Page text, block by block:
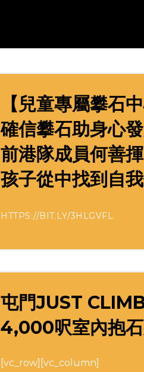
【兒童專屬攀石中
確信攀石助身心
前港隊成員何善
孩子從中找到自
HTTPS://BIT.LY/3HLGVFL
屯門JUST
4,000呎室內抱
[vc_row][vc_column]